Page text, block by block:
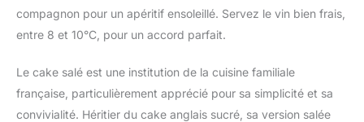
compagnon pour un apéritif ensoleillé. Servez le vin bien frais,
entre 8 et 10°C, pour un accord parfait.
Le cake salé est une institution de la cuisine familiale
française, particulièrement apprécié pour sa simplicité et sa
convivialité. Héritier du cake anglais sucré, sa version salée